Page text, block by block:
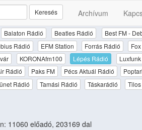
Archívum
Keresés
Balaton Rádió Beatles Rádió
Best FM -
Rádió EFM Station Forrás Rádió
KORONAfm100 Lépés Rádió
Rádió Paks FM Pécs Aktuál Rádió
Rádió Tamási Rádió Táskarádió
11060 előadó, 203169 dal